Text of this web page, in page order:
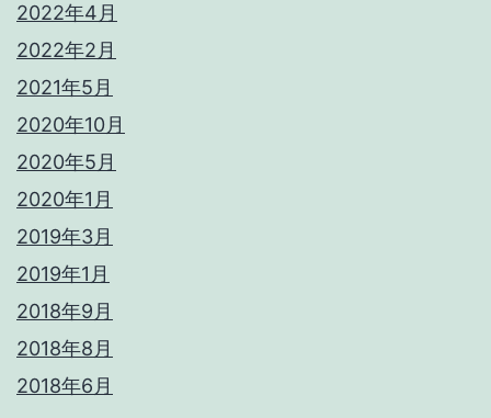
2022年4月
2022年2月
2021年5月
2020年10月
2020年5月
2020年1月
2019年3月
2019年1月
2018年9月
2018年8月
2018年6月